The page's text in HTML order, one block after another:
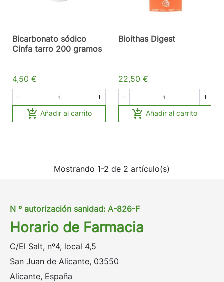
Bicarbonato sódico
Cinfa tarro 200 gramos
4,50 €
 
 Añadir al carrito
Bioithas Digest
22,50 €
 
 Añadir al carrito
Mostrando 1-2 de 2 artículo(s)
N º autorización sanidad: A-826-F
Horario de Farmacia
C/El Salt, nº4, local 4,5
San Juan de Alicante, 03550
Alicante, España